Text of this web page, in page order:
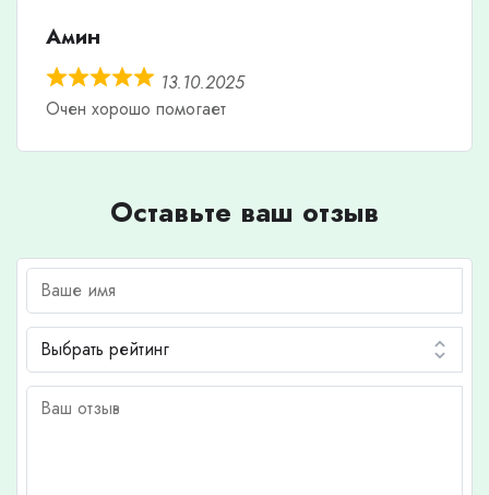
Амин
13.10.2025
Очен хорошо помогает
Оставьте ваш отзыв